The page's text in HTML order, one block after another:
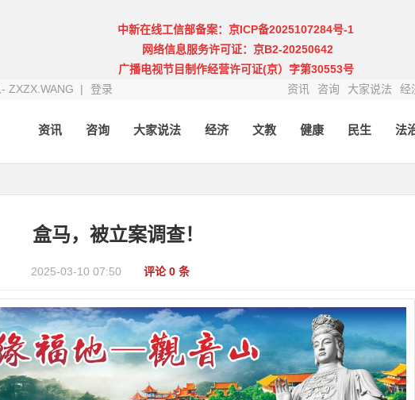
中新在线工信部备案：京ICP备2025107284号-1
网络信息服务许可证：京B2-20250642
广播电视节目制作经营许可证(京）字第30553号
ZXZX.WANG |
登录 资讯 咨询 大家说法 经
资讯 咨询 大家说法 经济 文教 健康 民生 法
盒马，被立案调查！
2025-03-10 07:50 评论 0 条